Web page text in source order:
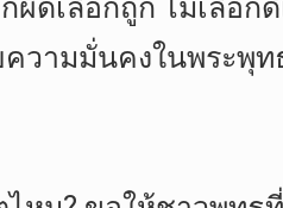
ดเลือกถูก ไม่เลือก
วามมั่นคงในพระพุ